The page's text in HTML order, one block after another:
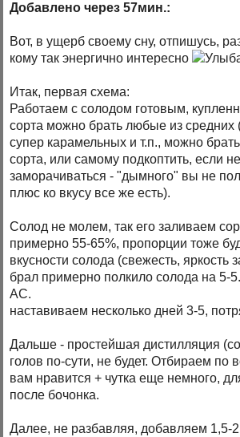
Добавлено через 57мин.:
Вот, в ущерб своему сну, отпишусь,
кому так энергично интересно
Итак, первая схема:
Работаем с солодом готовым,
сорта можно брать любые из
супер карамельных и т.п., можно
сорта, или самому подкоптить, если
заморачиваться - "дымного" вы не
плюс ко вкусу все же есть).
Солод не молем, так его заливаем
примерно 55-65%, пропорции тоже
вкусности солода (свежесть, яркость
брал примерно полкило солода на 5-
АС.
наставиваем несколько дней 3-5,
Дальше - простейшая дистилляция
голов по-сути, не будет. Отбираем по
вам нравится + чутка еще немного,
после бочонка.
Далее, не разбавляя, добавляем 1,5-